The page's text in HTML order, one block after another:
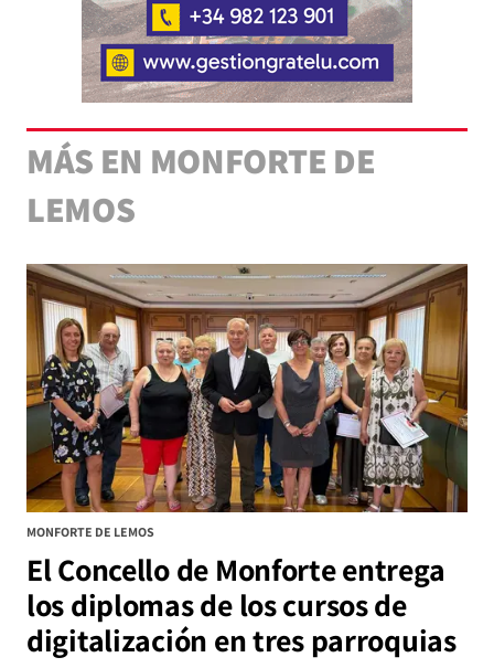
MÁS EN MONFORTE DE
LEMOS
MONFORTE DE LEMOS
El Concello de Monforte entrega
los diplomas de los cursos de
digitalización en tres parroquias